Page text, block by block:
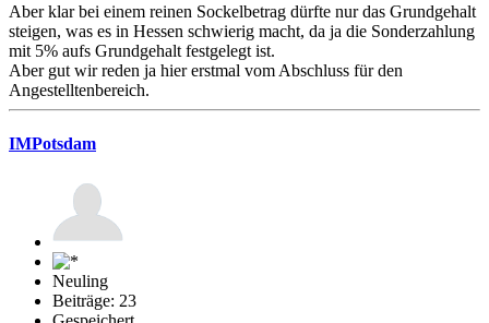
Aber klar bei einem reinen Sockelbetrag dürfte nur das Grundgehalt
steigen, was es in Hessen schwierig macht, da ja die Sonderzahlung
mit 5% aufs Grundgehalt festgelegt ist.
Aber gut wir reden ja hier erstmal vom Abschluss für den
Angestelltenbereich.
IMPotsdam
Neuling
Beiträge: 23